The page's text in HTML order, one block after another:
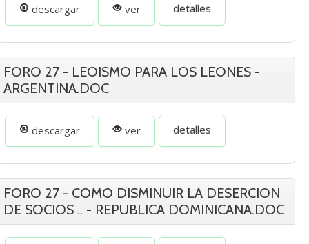
descargar ver detalles
FORO 27 - LEOISMO PARA LOS LEONES -
ARGENTINA.DOC
descargar ver detalles
FORO 27 - COMO DISMINUIR LA DESERCION
DE SOCIOS .. - REPUBLICA DOMINICANA.DOC